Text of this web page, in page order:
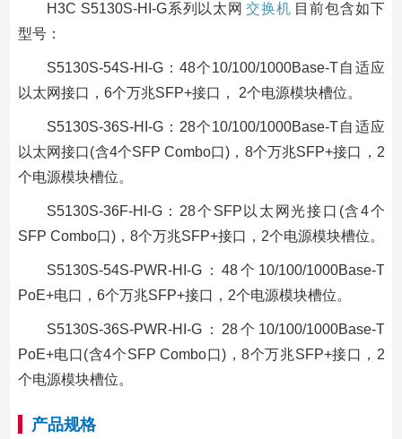
H3C S5130S-HI-G系列以太网 交换机 目前包含如下
型号：
S5130S-54S-HI-G：48个10/100/1000Base-T自适应
以太网接口，6个万兆SFP+接口， 2个电源模块槽位。
S5130S-36S-HI-G：28个10/100/1000Base-T自适应
以太网接口(含4个SFP Combo口)，8个万兆SFP+接口，2
个电源模块槽位。
S5130S-36F-HI-G：28个SFP以太网光接口(含4个
SFP Combo口)，8个万兆SFP+接口，2个电源模块槽位。
S5130S-54S-PWR-HI-G：48个10/100/1000Base-T
PoE+电口，6个万兆SFP+接口，2个电源模块槽位。
S5130S-36S-PWR-HI-G：28个10/100/1000Base-T
PoE+电口(含4个SFP Combo口)，8个万兆SFP+接口，2
个电源模块槽位。
产品规格